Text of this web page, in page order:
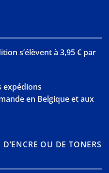
s’élèvent à 3,95 € par
expédions
en Belgique et aux
OU DE TONERS